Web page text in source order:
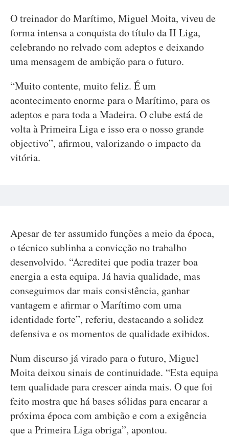
O treinador do Marítimo, Miguel Moita, viveu de
forma intensa a conquista do título da II Liga,
celebrando no relvado com adeptos e deixando
uma mensagem de ambição para o futuro.
“Muito contente, muito feliz. É um
acontecimento enorme para o Marítimo, para os
adeptos e para toda a Madeira. O clube está de
volta à Primeira Liga e isso era o nosso grande
objectivo”, afirmou, valorizando o impacto da
vitória.
Apesar de ter assumido funções a meio da época,
o técnico sublinha a convicção no trabalho
desenvolvido. “Acreditei que podia trazer boa
energia a esta equipa. Já havia qualidade, mas
conseguimos dar mais consistência, ganhar
vantagem e afirmar o Marítimo com uma
identidade forte”, referiu, destacando a solidez
defensiva e os momentos de qualidade exibidos.
Num discurso já virado para o futuro, Miguel
Moita deixou sinais de continuidade. “Esta equipa
tem qualidade para crescer ainda mais. O que foi
feito mostra que há bases sólidas para encarar a
próxima época com ambição e com a exigência
que a Primeira Liga obriga”, apontou.